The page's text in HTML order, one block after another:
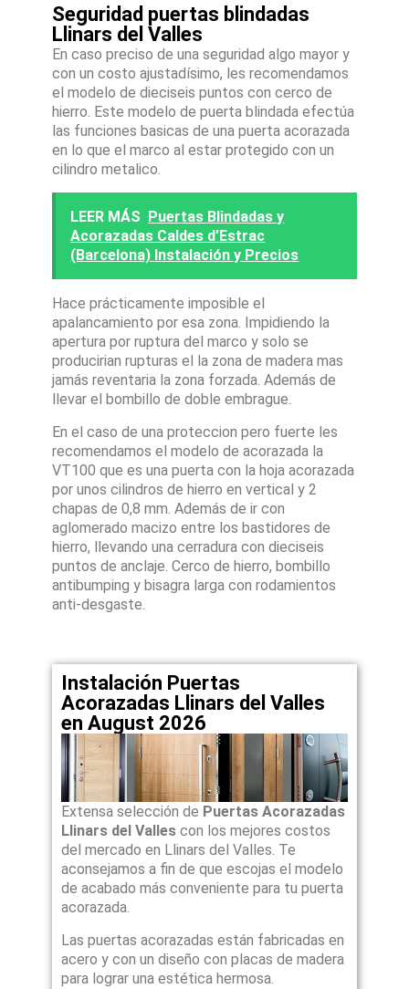
Seguridad puertas blindadas
Llinars del Valles
En caso preciso de una seguridad algo mayor y
con un costo ajustadísimo, les recomendamos
el modelo de dieciseis puntos con cerco de
hierro. Este modelo de puerta blindada efectúa
las funciones basicas de una puerta acorazada
en lo que el marco al estar protegido con un
cilindro metalico.
LEER MÁS Puertas Blindadas y
Acorazadas Caldes d’Estrac
(Barcelona) Instalación y Precios
Hace prácticamente imposible el
apalancamiento por esa zona. Impidiendo la
apertura por ruptura del marco y solo se
producirian rupturas el la zona de madera mas
jamás reventaria la zona forzada. Además de
llevar el bombillo de doble embrague.
En el caso de una proteccion pero fuerte les
recomendamos el modelo de acorazada la
VT100 que es una puerta con la hoja acorazada
por unos cilindros de hierro en vertical y 2
chapas de 0,8 mm. Además de ir con
aglomerado macizo entre los bastidores de
hierro, llevando una cerradura con dieciseis
puntos de anclaje. Cerco de hierro, bombillo
antibumping y bisagra larga con rodamientos
anti-desgaste.
Instalación Puertas
Acorazadas Llinars del Valles
en August 2026
Extensa selección de Puertas Acorazadas
Llinars del Vallescon los mejores costos
del mercado en Llinars del Valles. Te
aconsejamos a fin de que escojas el modelo
de acabado más conveniente para tu puerta
acorazada.
Las puertas acorazadas están fabricadas en
acero y con un diseño con placas de madera
para lograr una estética hermosa.